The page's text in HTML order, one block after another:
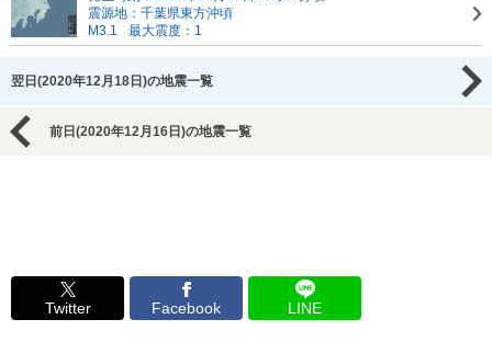
震源地：千葉県東方沖頃
M3.1
最大震度：1
翌日(2020年12月18日)の地震一覧
前日(2020年12月16日)の地震一覧
Twitter Facebook LINE